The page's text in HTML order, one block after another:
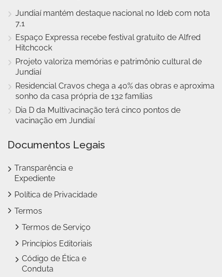
Jundiaí mantém destaque nacional no Ideb com nota
7,1
Espaço Expressa recebe festival gratuito de Alfred
Hitchcock
Projeto valoriza memórias e patrimônio cultural de
Jundiaí
Residencial Cravos chega a 40% das obras e aproxima
sonho da casa própria de 132 famílias
Dia D da Multivacinação terá cinco pontos de
vacinação em Jundiaí
Documentos Legais
Transparência e
Expediente
Política de Privacidade
Termos
Termos de Serviço
Princípios Editoriais
Código de Ética e
Conduta